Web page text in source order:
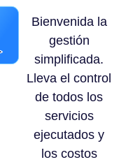
Bienvenida la
gestión
simplificada.
Lleva el control
de todos los
servicios
ejecutados y
los costos